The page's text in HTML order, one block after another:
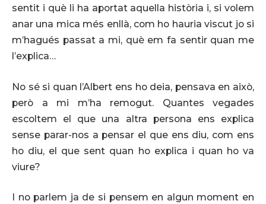
sentit i què li ha aportat aquella història i, si volem
anar una mica més enllà, com ho hauria viscut jo si
m’hagués passat a mi, què em fa sentir quan me
l’explica…
No sé si quan l’Albert ens ho deia, pensava en això,
però a mi m’ha remogut. Quantes vegades
escoltem el que una altra persona ens explica
sense parar-nos a pensar el que ens diu, com ens
ho diu, el que sent quan ho explica i quan ho va
viure?
I no parlem ja de si pensem en algun moment en